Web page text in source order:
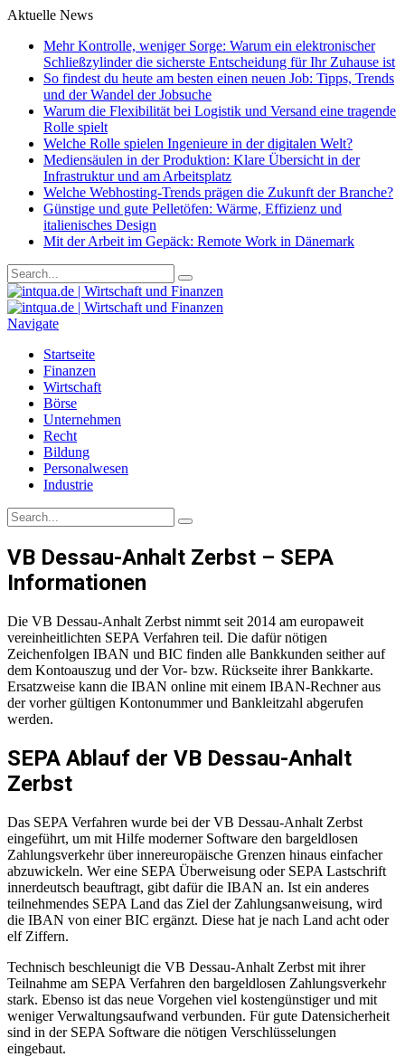
Aktuelle News
Mehr Kontrolle, weniger Sorge: Warum ein elektronischer
Schließzylinder die sicherste Entscheidung für Ihr Zuhause ist
So findest du heute am besten einen neuen Job: Tipps, Trends
und der Wandel der Jobsuche
Warum die Flexibilität bei Logistik und Versand eine tragende
Rolle spielt
Welche Rolle spielen Ingenieure in der digitalen Welt?
Mediensäulen in der Produktion: Klare Übersicht in der
Infrastruktur und am Arbeitsplatz
Welche Webhosting-Trends prägen die Zukunft der Branche?
Günstige und gute Pelletöfen: Wärme, Effizienz und
italienisches Design
Mit der Arbeit im Gepäck: Remote Work in Dänemark
Navigate
Startseite
Finanzen
Wirtschaft
Börse
Unternehmen
Recht
Bildung
Personalwesen
Industrie
VB Dessau-Anhalt Zerbst – SEPA
Informationen
Die VB Dessau-Anhalt Zerbst nimmt seit 2014 am europaweit
vereinheitlichten SEPA Verfahren teil. Die dafür nötigen
Zeichenfolgen IBAN und BIC finden alle Bankkunden seither auf
dem Kontoauszug und der Vor- bzw. Rückseite ihrer Bankkarte.
Ersatzweise kann die IBAN online mit einem IBAN-Rechner aus
der vorher gültigen Kontonummer und Bankleitzahl abgerufen
werden.
SEPA Ablauf der VB Dessau-Anhalt
Zerbst
Das SEPA Verfahren wurde bei der VB Dessau-Anhalt Zerbst
eingeführt, um mit Hilfe moderner Software den bargeldlosen
Zahlungsverkehr über innereuropäische Grenzen hinaus einfacher
abzuwickeln. Wer eine SEPA Überweisung oder SEPA Lastschrift
innerdeutsch beauftragt, gibt dafür die IBAN an. Ist ein anderes
teilnehmendes SEPA Land das Ziel der Zahlungsanweisung, wird
die IBAN von einer BIC ergänzt. Diese hat je nach Land acht oder
elf Ziffern.
Technisch beschleunigt die VB Dessau-Anhalt Zerbst mit ihrer
Teilnahme am SEPA Verfahren den bargeldlosen Zahlungsverkehr
stark. Ebenso ist das neue Vorgehen viel kostengünstiger und mit
weniger Verwaltungsaufwand verbunden. Für gute Datensicherheit
sind in der SEPA Software die nötigen Verschlüsselungen
eingebaut.